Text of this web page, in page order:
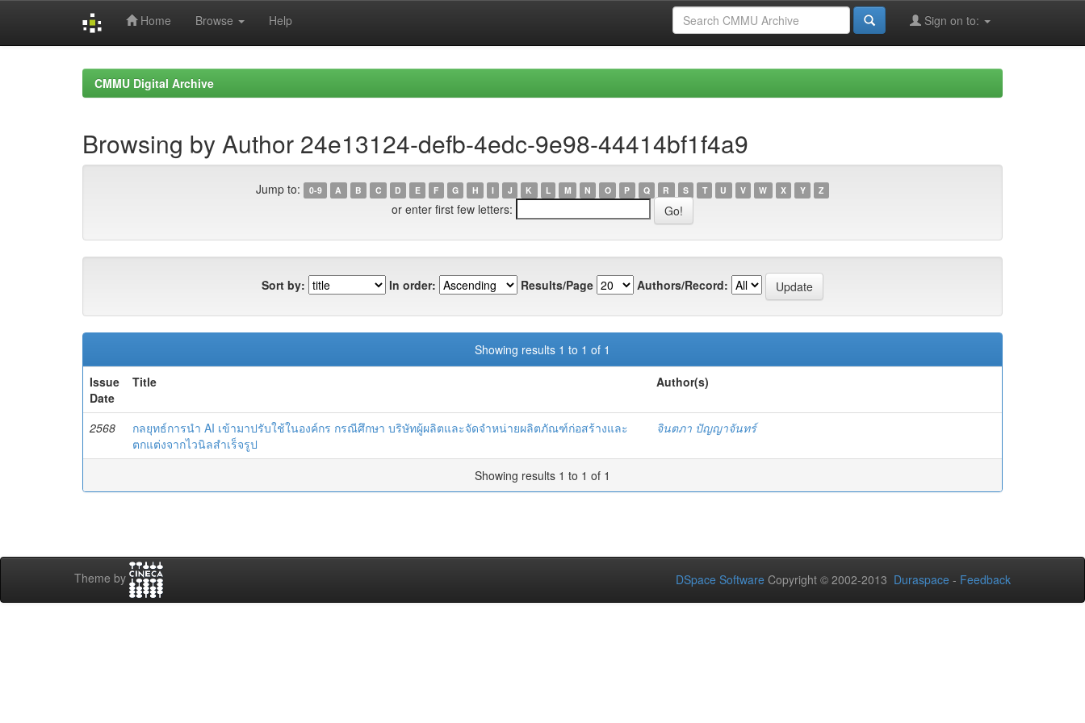
Home Browse Help Sign on to:
CMMU Digital Archive
Browsing by Author 24e13124-defb-4edc-9e98-44414bf1f4a9
Jump to: 0-9 A B C D E F G H I J K L M N O P Q R S T U V W X Y Z
or enter first few letters:
Sort by: In order: Results/Page Authors/Record:
Showing results 1 to 1 of 1
Issue
Date
Title Author(s)
2568
กลยุทธ์การนำ AI เข้ามาปรับใช้ในองค์กร กรณีศึกษา บริษัทผู้ผลิตและจัดจำหน่ายผลิตภัณฑ์ก่อสร้างและ
ตกแต่งจากไวนิลสำเร็จรูป
จินตภา ปัญญาจันทร์
Showing results 1 to 1 of 1
Theme by DSpace Software Copyright © 2002-2013 Duraspace - Feedback